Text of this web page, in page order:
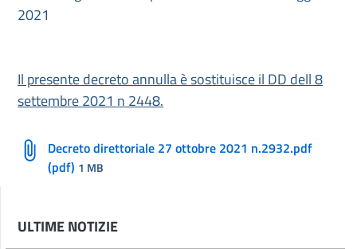
2021
Il presente decreto annulla è sostituisce il DD dell 8
settembre 2021 n 2448.
Decreto direttoriale 27 ottobre 2021 n.2932.pdf
(pdf) 1 MB
ULTIME NOTIZIE